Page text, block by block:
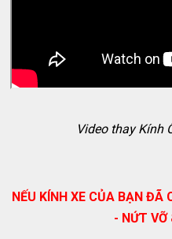
Video thay Kính
NẾU KÍNH XE CỦA BẠN ĐÃ
- NỨT VỠ